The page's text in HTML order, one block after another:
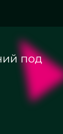
под